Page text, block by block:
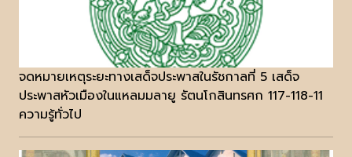
จดหมายเหตุระยะทางเสด็จประพาสในรัชกาลที่ 5 เสด็จ
ประพาสหัวเมืองในแหลมมลายู รัตนโกสินทรศก 117-118-11
ความรู้ทั่วไป